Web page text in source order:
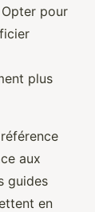
pour
plus
aux
guides
en